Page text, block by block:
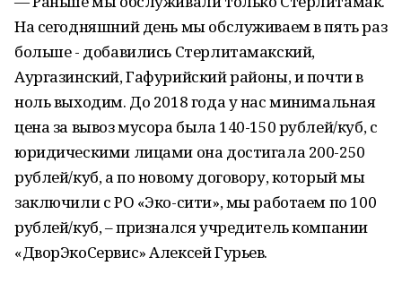
На сегодняшний день мы обслуживаем в пять раз
больше - добавились Стерлитамакский,
Аургазинский, Гафурийский районы, и почти в
ноль выходим. До 2018 года у нас минимальная
цена за вывоз мусора была 140-150 рублей/куб, с
юридическими лицами она достигала 200-250
рублей/куб, а по новому договору, который мы
заключили с РО «Эко-сити», мы работаем по 100
рублей/куб, – признался учредитель компании
«ДворЭкоСервис» Алексей Гурьев.